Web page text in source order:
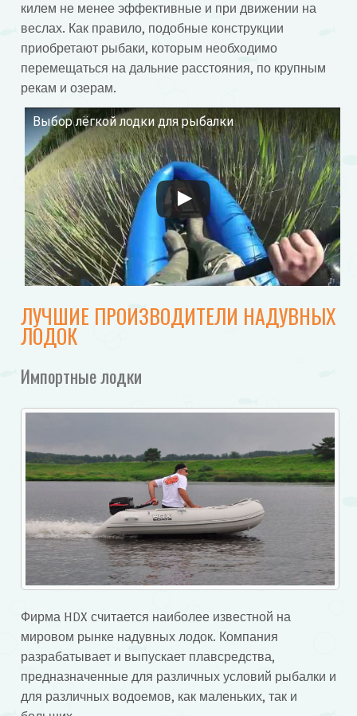
килем не менее эффективные и при движении на
веслах. Как правило, подобные конструкции
приобретают рыбаки, которым необходимо
перемещаться на дальние расстояния, по крупным
рекам и озерам.
Выбор лёгкой лодки для рыбалки
Смотрите это видео на YouTube
ЛУЧШИЕ ПРОИЗВОДИТЕЛИ НАДУВНЫХ
ЛОДОК
Импортные лодки
Фирма HDX считается наиболее известной на
мировом рынке надувных лодок. Компания
разрабатывает и выпускает плавсредства,
предназначенные для различных условий рыбалки и
для различных водоемов, как маленьких, так и